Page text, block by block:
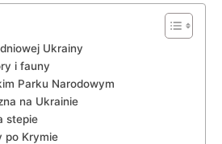
Ukrainy
i fauny
Parku Narodowym
na Ukrainie
stepie
po Krymie